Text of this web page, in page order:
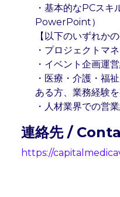
・基本的なPCス
PowerPoint）
【以下のいずれか
・プロジェクトマ
・イベント企画運
・医療・介護・福
ある方、業務経験
・人材業界での営
連絡先 /
https://